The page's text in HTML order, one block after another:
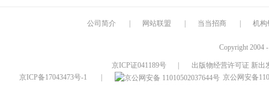
公司简介 网站联盟 当当招商 机构
Copyright 2004
京ICP证041189号
出版物经营许可证 新出
京ICP备17043473号-1
京公网安备